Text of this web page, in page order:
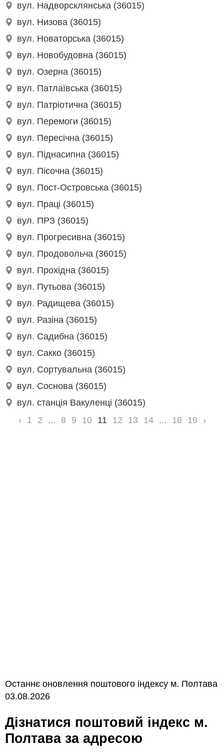
вул. Надворсклянська (36015)
вул. Низова (36015)
вул. Новаторська (36015)
вул. Новобудовна (36015)
вул. Озерна (36015)
вул. Патлаївська (36015)
вул. Патріотична (36015)
вул. Перемоги (36015)
вул. Пересічна (36015)
вул. Піднасипна (36015)
вул. Пісочна (36015)
вул. Пост-Островська (36015)
вул. Праці (36015)
вул. ПРЗ (36015)
вул. Прогресивна (36015)
вул. Продовольча (36015)
вул. Прохідна (36015)
вул. Путьова (36015)
вул. Радищева (36015)
вул. Разіна (36015)
вул. Садибна (36015)
вул. Сакко (36015)
вул. Сортувальна (36015)
вул. Соснова (36015)
вул. станція Вакуленці (36015)
‹
1 2 ... 8 9 10 11 12 13 14 ... 18 19 ›
Останнє оновлення поштового індексу м. Полтава
03.08.2026
Дізнатися поштовий індекс м.
Полтава за адресою